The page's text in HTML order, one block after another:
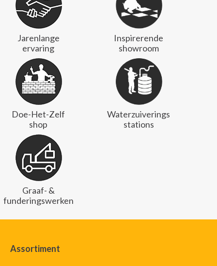
Jarenlange
ervaring
Inspirerende
showroom
Doe-Het-Zelf
shop
Waterzuiverings
stations
Graaf- &
funderingswerken
Assortiment